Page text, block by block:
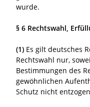
wurde.
§ 6 Rechtswahl,
(1) Es gilt deutsches
Rechtswahl nur,
Bestimmungen des
gewöhnlichen
Schutz nicht